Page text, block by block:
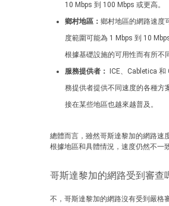
10 Mbps 到 100 Mbps 或更高。
鄉村地區： 鄉村地區的網路速度
度範圍可能為 1 Mbps 到 10
根據基礎設施的可用性而有所不
服務提供者：
ICE、Cabletica
務提供者提供不同速度的各種方
接在某些地區也越來越普及。
總體而言，雖然哥斯達黎加的網路速
根據地區和具體情況，速度仍然不一致
哥斯達黎加的網路受到審查
不，哥斯達黎加的網路沒有受到嚴格